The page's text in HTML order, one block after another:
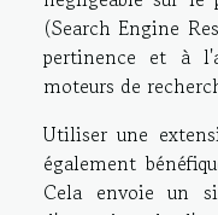
(Search Engine
pertinence et à
moteurs de
Utiliser une
également
Cela envoie un